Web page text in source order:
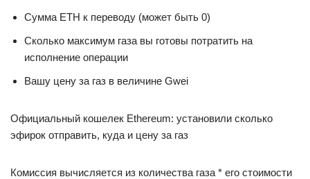
Сумма ETH к переводу (может быть 0)
Сколько максимум газа вы готовы потратить на
исполнение операции
Вашу цену за газ в величине Gwei
Официальный кошелек Ethereum: установили сколько
эфирок отправить, куда и цену за газ
Комиссия вычисляется из количества газа * его стоимости